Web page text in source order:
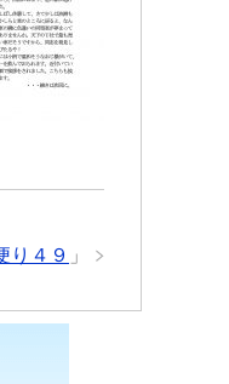
り４９ 」